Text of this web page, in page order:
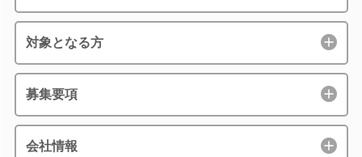
対象となる方
募集要項
会社情報